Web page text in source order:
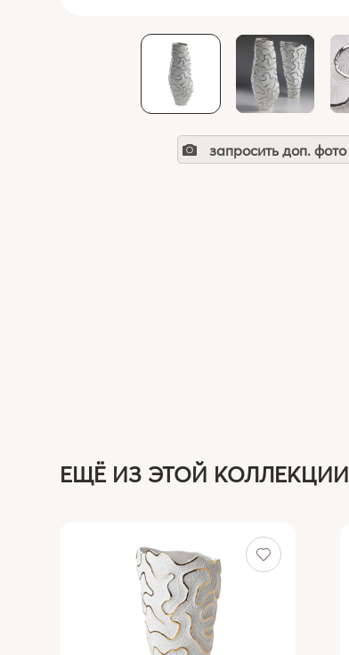
запросить доп. фото
ЕЩЁ ИЗ ЭТОЙ КОЛЛЕКЦИИ